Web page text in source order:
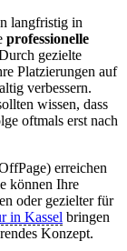
langfristig in
professionelle
gezielte
Platzierungen auf
verbessern.
wissen, dass
oftmals erst nach
erreichen
können Ihre
oder gezielter für
in Kassel bringen
Konzept.